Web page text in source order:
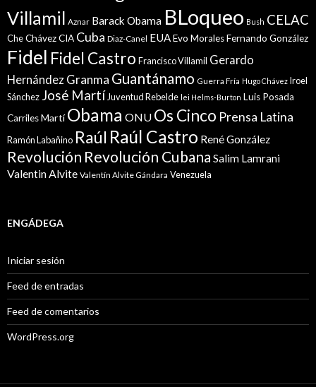
Villamil Aznar Barack Obama BLoqueo Bush CELAC
CheChávezCIA Cuba Diaz-Canel EUAEvo MoralesFernando González
Fidel Fidel Castro Francisco Villamil Gerardo
Hernández Granma Guantánamo Guerra Fría Hugo Chávez Iroel
Sánchez José Martí Juventud Rebelde lei Helms-Burton Luis Posada
CarrilesMartí Obama ONU Os Cinco Prensa Latina
Ramón Labañino Raúl Raúl Castro René González
Revolución Revolución Cubana Salim Lamrani
Valentin Alvite Valentín Alvite Gándara Venezuela
ENGÁDEGA
Iniciar sesión
Feed de entradas
Feed de comentarios
WordPress.org